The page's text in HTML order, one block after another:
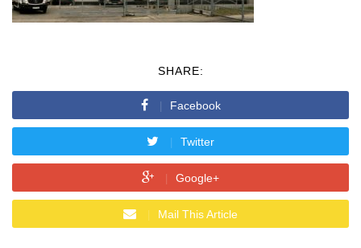
SHARE:
Facebook
Twitter
Google+
Mail This Article